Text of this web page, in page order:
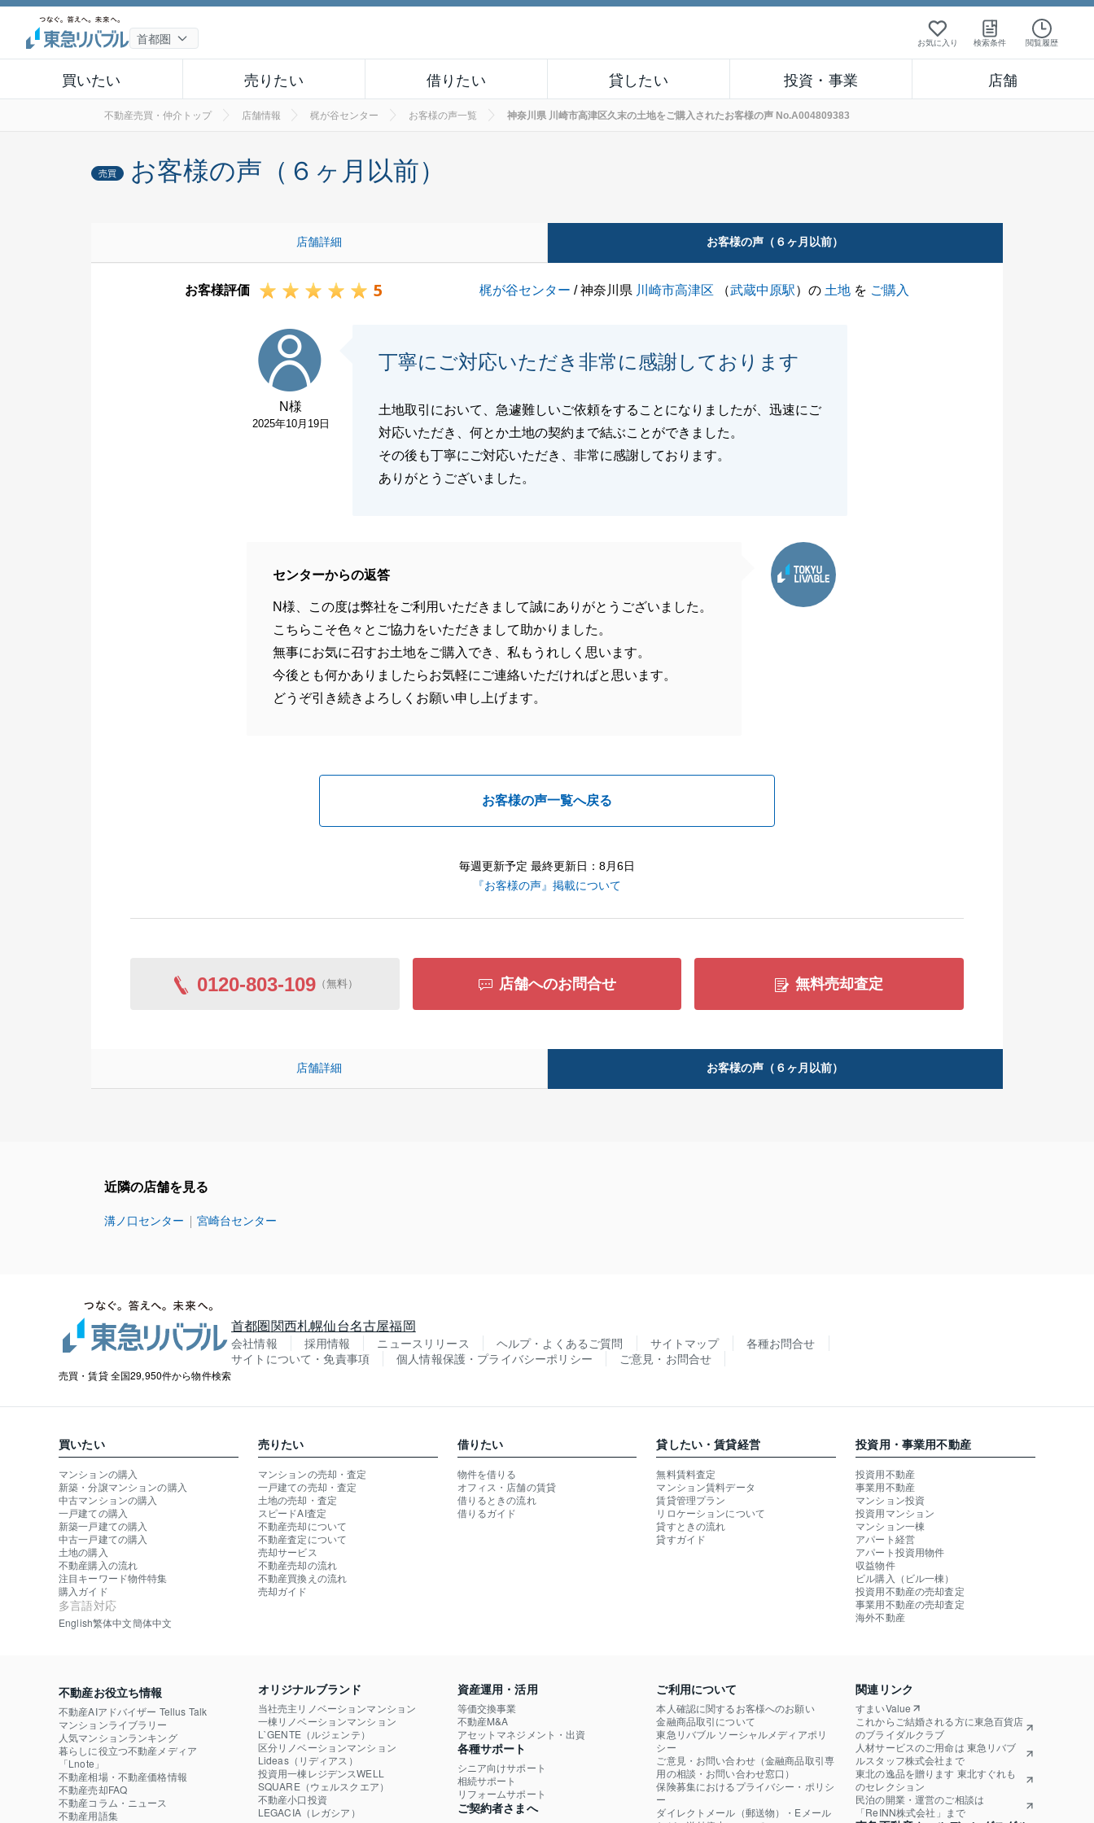
お気に入り 検索条件 閲覧履歴
買いたい 売りたい 借りたい 貸したい 投資・事業 店舗
不動産売買・仲介トップ 店舗情報 梶が谷センター お客様の声一覧 神奈川県 川崎市高津区久末の土地をご購入されたお客様の声 No.A004809383
売買 お客様の声（６ヶ月以前）
店舗詳細 お客様の声（６ヶ月以前）
お客様評価 5 梶が谷センター / 神奈川県 川崎市高津区 （武蔵中原駅）の 土地 を ご購入
N様
2025年10月19日
丁寧にご対応いただき非常に感謝しております
土地取引において、急遽難しいご依頼をすることになりましたが、迅速にご
対応いただき、何とか土地の契約まで結ぶことができました。
その後も丁寧にご対応いただき、非常に感謝しております。
ありがとうございました。
センターからの返答
N様、この度は弊社をご利用いただきまして誠にありがとうございました。
こちらこそ色々とご協力をいただきまして助かりました。
無事にお気に召すお土地をご購入でき、私もうれしく思います。
今後とも何かありましたらお気軽にご連絡いただければと思います。
どうぞ引き続きよろしくお願い申し上げます。
お客様の声一覧へ戻る
毎週更新予定 最終更新日：8月6日
『お客様の声』掲載について
0120-803-109（無料） 店舗へのお問合せ 無料売却査定
店舗詳細 お客様の声（６ヶ月以前）
近隣の店舗を見る
溝ノ口センター 宮崎台センター
売買・賃貸 全国29,950件から物件検索
首都圏関西札幌仙台名古屋福岡
会社情報 採用情報 ニュースリリース ヘルプ・よくあるご質問 サイトマップ
各種お問合せ
サイトについて・免責事項
個人情報保護・プライバシーポリシー ご意見・お問合せ
買いたい
マンションの購入
新築・分譲マンションの購入
中古マンションの購入
一戸建ての購入
新築一戸建ての購入
中古一戸建ての購入
土地の購入
不動産購入の流れ
注目キーワード物件特集
購入ガイド
多言語対応
English繁体中文簡体中文
売りたい
マンションの売却・査定
一戸建ての売却・査定
土地の売却・査定
スピードAI査定
不動産売却について
不動産査定について
売却サービス
不動産売却の流れ
不動産買換えの流れ
売却ガイド
借りたい
物件を借りる
オフィス・店舗の賃貸
借りるときの流れ
借りるガイド
貸したい・賃貸経営
無料賃料査定
マンション賃料データ
賃貸管理プラン
リロケーションについて
貸すときの流れ
貸すガイド
投資用・事業用不動産
投資用不動産
事業用不動産
マンション投資
投資用マンション
マンション一棟
アパート経営
アパート投資用物件
収益物件
ビル購入（ビル一棟）
投資用不動産の売却査定
事業用不動産の売却査定
海外不動産
不動産お役立ち情報
不動産AIアドバイザー Tellus Talk
マンションライブラリー
人気マンションランキング
暮らしに役立つ不動産メディア
「Lnote」
不動産相場・不動産価格情報
不動産売却FAQ
不動産コラム・ニュース
不動産用語集
オリジナルブランド
当社売主リノベーションマンション
一棟リノベーションマンション
L`GENTE（ルジェンテ）
区分リノベーションマンション
Lideas（リディアス）
投資用一棟レジデンスWELL
SQUARE（ウェルスクエア）
不動産小口投資
LEGACIA（レガシア）
資産運用・活用
等価交換事業
不動産M&A
アセットマネジメント・出資
各種サポート
シニア向けサポート
相続サポート
リフォームサポート
ご契約者さまへ
ご利用について
本人確認に関するお客様へのお願い
金融商品取引について
東急リバブル ソーシャルメディアポリ
シー
ご意見・お問い合わせ（金融商品取引専
用の相談・お問い合わせ窓口）
保険募集におけるプライバシー・ポリシ
ー
ダイレクトメール（郵送物）・Eメール
関連リンク
すまいValue
これからご結婚される方に東急百貨店
のブライダルクラブ
人材サービスのご用命は 東急リバブ
ルスタッフ株式会社まで
東北の逸品を贈ります 東北すぐれも
のセレクション
民泊の開業・運営のご相談は
「ReINN株式会社」まで